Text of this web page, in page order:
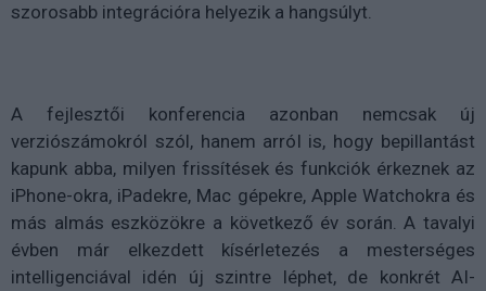
szorosabb integrációra helyezik a hangsúlyt.
A fejlesztői konferencia azonban nemcsak új
verziószámokról szól, hanem arról is, hogy bepillantást
kapunk abba, milyen frissítések és funkciók érkeznek az
iPhone-okra, iPadekre, Mac gépekre, Apple Watchokra és
más almás eszközökre a következő év során. A tavalyi
évben már elkezdett kísérletezés a mesterséges
intelligenciával idén új szintre léphet, de konkrét AI-